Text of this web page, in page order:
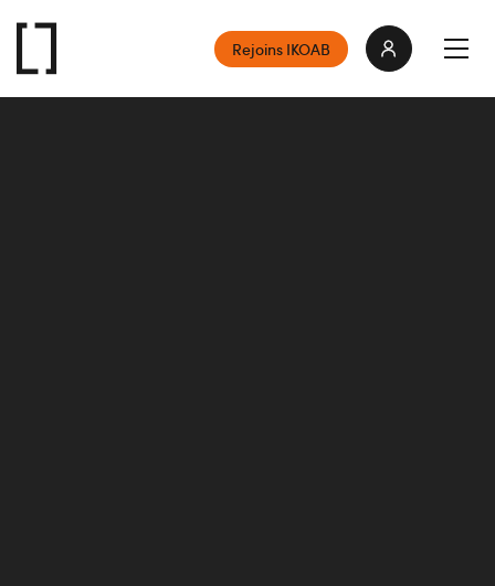
Rejoins IKOAB